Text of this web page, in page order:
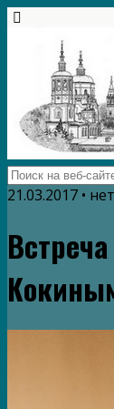
21.03.2017 •